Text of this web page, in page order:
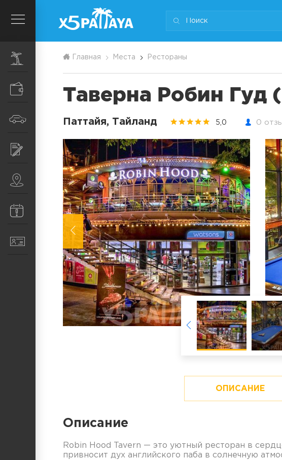
Экскурсии
Шопинг
Транспорт
Услуги
Информация
Главная Места Рестораны
Таверна Робин Гуд
Паттайя, Тайланд 5,0 0
ОПИСАНИЕ
Описание
Robin Hood Tavern — это уютный ресторан в
привносит дух английского паба в солнечную